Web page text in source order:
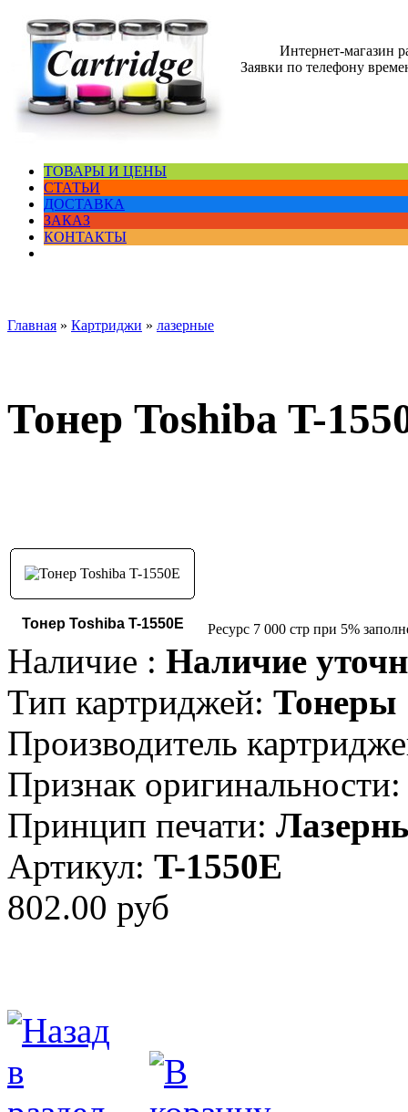
Интернет-магазин
Заявки по телефону
ТОВАРЫ И ЦЕНЫ
СТАТЬИ
ДОСТАВКА
ЗАКАЗ
КОНТАКТЫ
Главная » Картриджи » лазерные
Тонер Toshiba T-
Тонер Toshiba T-1550E Ресурс 7 000 стр при 5%
Наличие : Наличие
Тип картриджей: Тонеры
Производитель
Признак оригинальности:
Принцип печати:
Артикул: T-1550E
802.00 руб